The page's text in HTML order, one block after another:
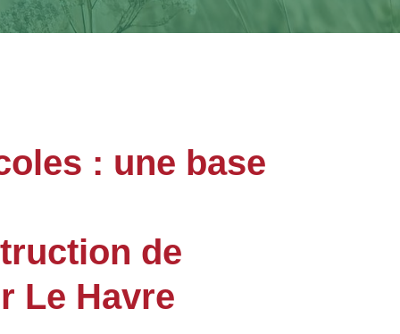
: une base
de
Le Havre